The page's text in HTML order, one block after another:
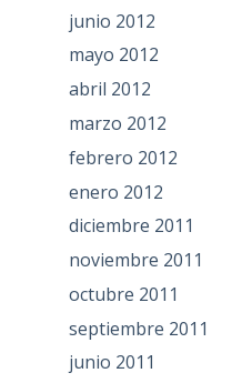
junio 2012
mayo 2012
abril 2012
marzo 2012
febrero 2012
enero 2012
diciembre 2011
noviembre 2011
octubre 2011
septiembre 2011
junio 2011